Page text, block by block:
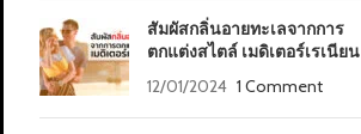
สัมผัสกลิ่นอายทะเลจากการ
ตกแต่งสไตล์ เมดิเตอร์เรเนียน
12/01/2024 1 Comment